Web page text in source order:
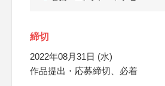
締切
2022年08月31日 (水)
作品提出・応募締切、必着